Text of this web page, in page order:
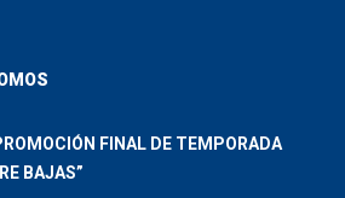
FINAL DE TEMPORADA
BAJAS”